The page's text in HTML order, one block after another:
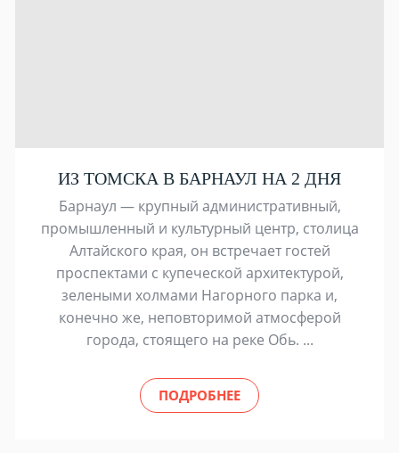
ИЗ ТОМСКА В БАРНАУЛ НА 2 ДНЯ
Барнаул — крупный административный,
промышленный и культурный центр, столица
Алтайского края, он встречает гостей
проспектами с купеческой архитектурой,
зелеными холмами Нагорного парка и,
конечно же, неповторимой атмосферой
города, стоящего на реке Обь. ...
ПОДРОБНЕЕ